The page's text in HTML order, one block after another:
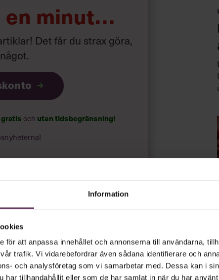
Information
för att anpassa innehållet och annonserna till användarna,
trafik. Vi vidarebefordrar även sådana identifierare och
och analysföretag som vi samarbetar med. Dessa kan i
har tillhandahållit eller som de har samlat in när du har
en minut…
Det får du strax göra,
.
gratis och utan tidsbegränsning!
Läs vår integritetspolicy här.